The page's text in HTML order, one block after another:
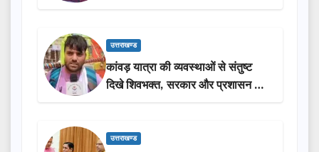
लोगों की भागीदारी…
उत्तराखण्ड
कांवड़ यात्रा की व्यवस्थाओं से संतुष्ट
दिखे शिवभक्त, सरकार और प्रशासन की
सराहना…
उत्तराखण्ड